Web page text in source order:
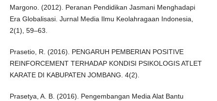
Margono. (2012). Peranan Pendidikan Jasmani Menghadapi
Era Globalisasi. Jurnal Media Ilmu Keolahragaan Indonesia,
2(1), 59–63.
Prasetio, R. (2016). PENGARUH PEMBERIAN POSITIVE
REINFORCEMENT TERHADAP KONDISI PSIKOLOGIS ATLET
KARATE DI KABUPATEN JOMBANG. 4(2).
Prasetya, A. B. (2016). Pengembangan Media Alat Bantu